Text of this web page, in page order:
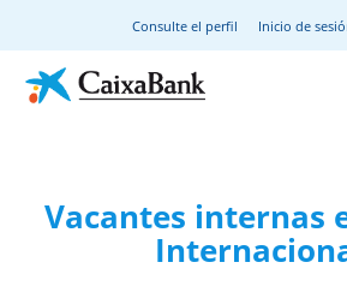
Consulte el perfil Inicio de
Vacantes internas